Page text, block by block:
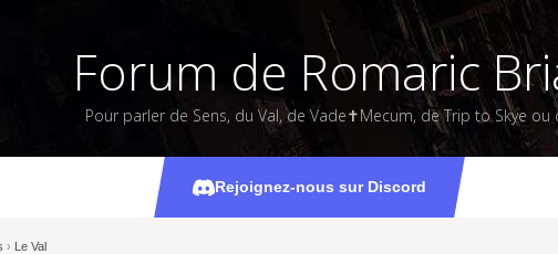
Forum de Romaric
Pour parler de Sens, du Val, de Vade✝Mecum, de Trip to Skye ou
Rejoignez-nous sur Discord
Le Val
› Le Val